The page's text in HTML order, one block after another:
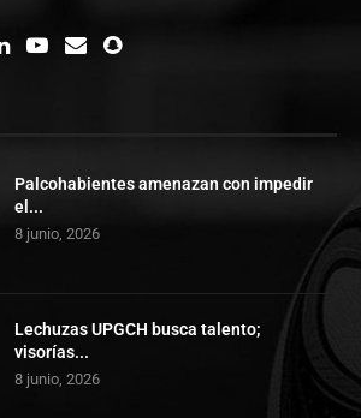
Palcohabientes amenazan con impedir
el...
8 junio, 2026
Lechuzas UPGCH busca talento;
visorías...
8 junio, 2026